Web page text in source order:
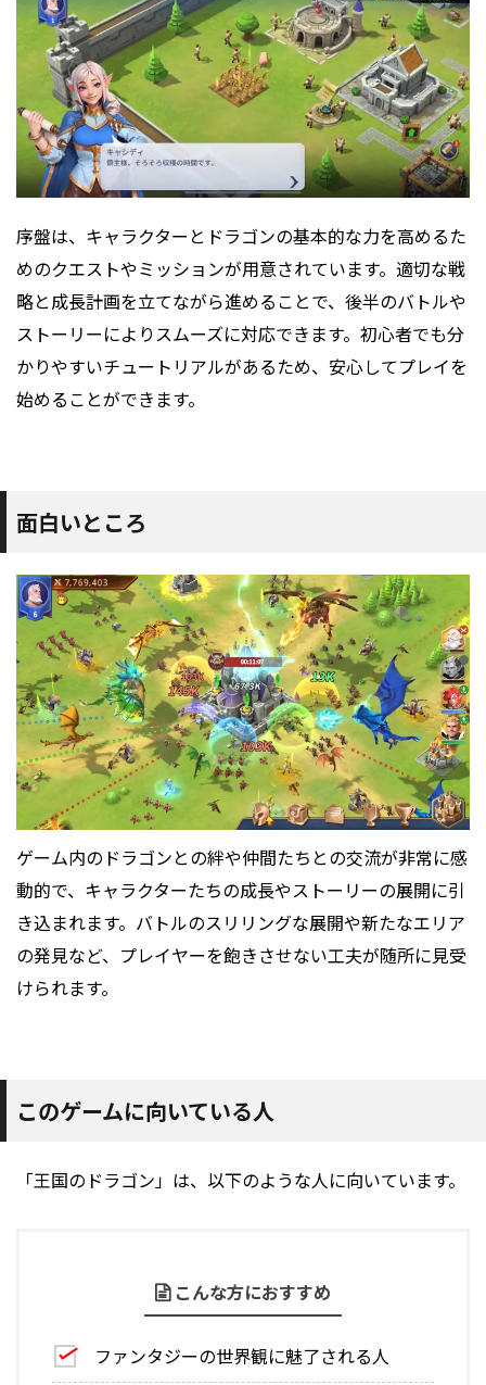
序盤は、キャラクターとドラゴンの基本的な力を高めるた
めのクエストやミッションが用意されています。適切な戦
略と成長計画を立てながら進めることで、後半のバトルや
ストーリーによりスムーズに対応できます。初心者でも分
かりやすいチュートリアルがあるため、安心してプレイを
始めることができます。
面白いところ
ゲーム内のドラゴンとの絆や仲間たちとの交流が非常に感
動的で、キャラクターたちの成長やストーリーの展開に引
き込まれます。バトルのスリリングな展開や新たなエリア
の発見など、プレイヤーを飽きさせない工夫が随所に見受
けられます。
このゲームに向いている人
「王国のドラゴン」は、以下のような人に向いています。
こんな方におすすめ
ファンタジーの世界観に魅了される人